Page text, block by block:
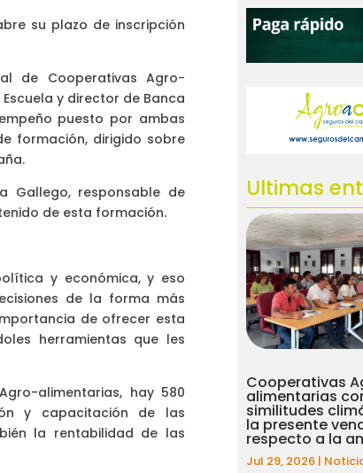
su plazo de inscripción
de Cooperativas Agro-
y director de Banca
puesto por ambas
formación, dirigido sobre
Gallego, responsable de
de esta formación.
y económica, y eso
de la forma más
de ofrecer esta
herramientas que les
alimentarias, hay 580
y capacitación de las
la rentabilidad de las
Ultimas
Cooperativas
alimentarias
similitudes
la presente
respecto a la
Jul 29, 2026 |